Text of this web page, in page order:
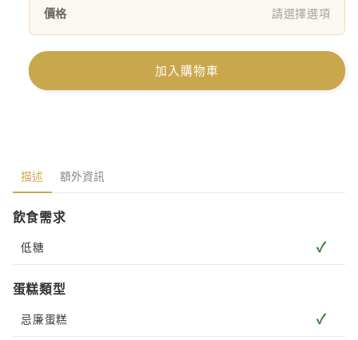
價格 請選擇選項
加入購物車
描述 額外資訊
飲食需求
低糖 ✓
蛋糕類型
忌廉蛋糕 ✓